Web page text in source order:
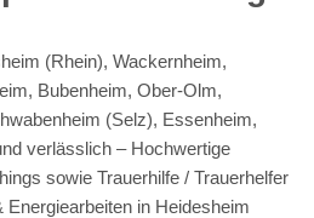
(Rhein), Wackernheim,
Bubenheim, Ober-Olm,
(Selz), Essenheim,
verlässlich – Hochwertige
sowie Trauerhilfe / Trauerhelfer
in Heidesheim